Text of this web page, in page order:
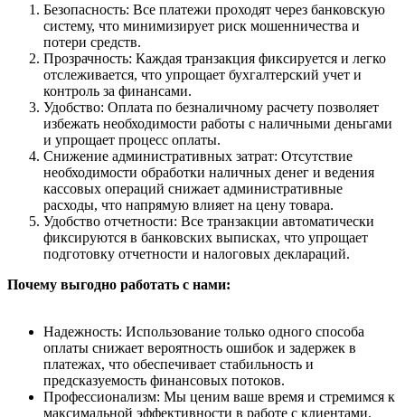
Безопасность: Все платежи проходят через банковскую
систему, что минимизирует риск мошенничества и
потери средств.
Прозрачность: Каждая транзакция фиксируется и легко
отслеживается, что упрощает бухгалтерский учет и
контроль за финансами.
Удобство: Оплата по безналичному расчету позволяет
избежать необходимости работы с наличными деньгами
и упрощает процесс оплаты.
Снижение административных затрат: Отсутствие
необходимости обработки наличных денег и ведения
кассовых операций снижает административные
расходы, что напрямую влияет на цену товара.
Удобство отчетности: Все транзакции автоматически
фиксируются в банковских выписках, что упрощает
подготовку отчетности и налоговых деклараций.
Почему выгодно работать с нами:
Надежность: Использование только одного способа
оплаты снижает вероятность ошибок и задержек в
платежах, что обеспечивает стабильность и
предсказуемость финансовых потоков.
Профессионализм: Мы ценим ваше время и стремимся к
максимальной эффективности в работе с клиентами.